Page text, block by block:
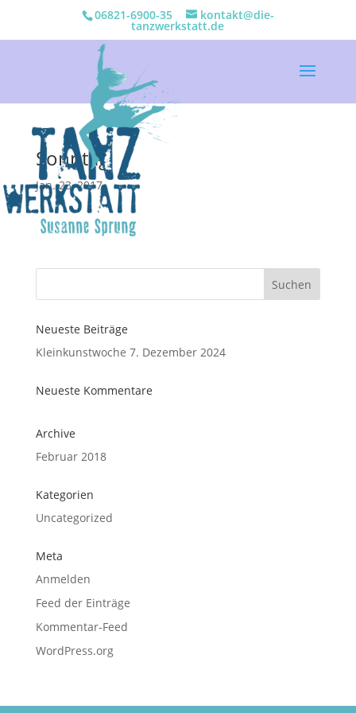
06821-6900-35 kontakt@die-
tanzwerkstatt.de
Sonntag
Jan. 23, 2017
Neueste Beiträge
Kleinkunstwoche 7. Dezember 2024
Neueste Kommentare
Archive
Februar 2018
Kategorien
Uncategorized
Meta
Anmelden
Feed der Einträge
Kommentar-Feed
WordPress.org